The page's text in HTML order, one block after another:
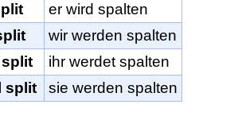
er wird spalten
wir werden spalten
ihr werdet spalten
split
sie werden spalten